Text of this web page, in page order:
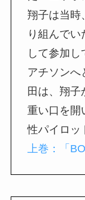
翔子は当時
り組んで
して参加
アチソンへ
田は、翔子
重い口を開
性パイロ
上巻：「